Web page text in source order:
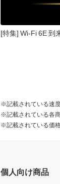
[特集] Wi-Fi 6E 到
※記載されている速
※記載されている各
※記載されている価格
個人向け商品